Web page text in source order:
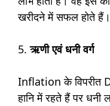
खरीदने में सफल होते हैं।
5.ऋणी एवं धनी वर्ग
Inflation के विपरीत
हानि में रहते हैं पर धनी